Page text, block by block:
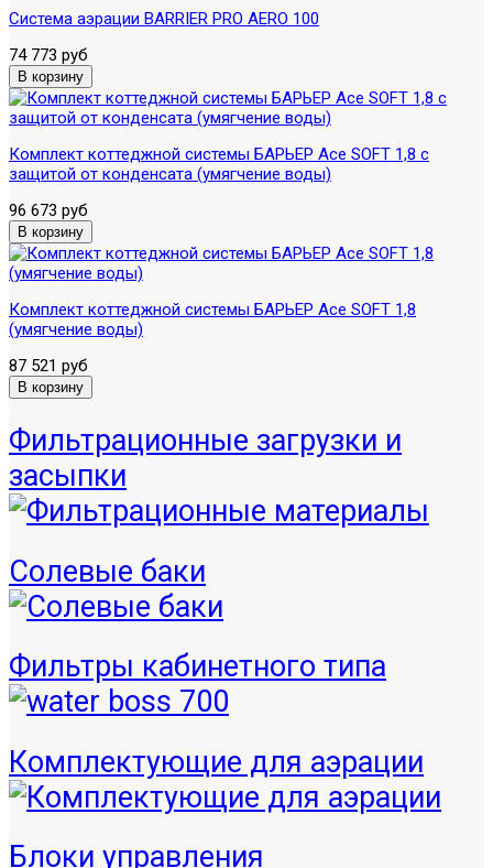
Система аэрации BARRIER PRO AERO 100
74 773 руб
Комплект коттеджной системы БАРЬЕР Ace SOFT 1,8 с
защитой от конденсата (умягчение воды)
96 673 руб
Комплект коттеджной системы БАРЬЕР Ace SOFT 1,8
(умягчение воды)
87 521 руб
Фильтрационные загрузки и
засыпки
Солевые баки
Фильтры кабинетного типа
Комплектующие для аэрации
Блоки управления